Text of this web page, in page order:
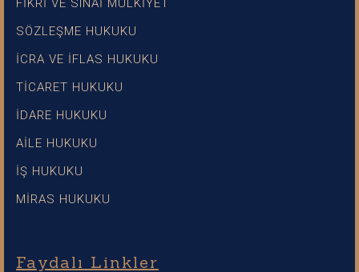
FİKRİ VE SINAİ MÜLKİYET
SÖZLEŞME HUKUKU
İCRA VE İFLAS HUKUKU
TİCARET HUKUKU
İDARE HUKUKU
AİLE HUKUKU
İŞ HUKUKU
MİRAS HUKUKU
Faydalı Linkler